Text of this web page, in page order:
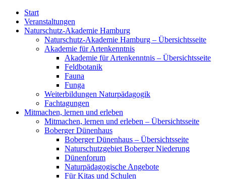
Start
Veranstaltungen
Naturschutz-Akademie Hamburg
Naturschutz-Akademie Hamburg – Übersichtsseite
Akademie für Artenkenntnis
Akademie für Artenkenntnis – Übersichtsseite
Feldbotanik
Fauna
Funga
Weiterbildungen Naturpädagogik
Fachtagungen
Mitmachen, lernen und erleben
Mitmachen, lernen und erleben – Übersichtsseite
Boberger Dünenhaus
Boberger Dünenhaus – Übersichtsseite
Naturschutzgebiet Boberger Niederung
Dünenforum
Naturpädagogische Angebote
Für Kitas und Schulen